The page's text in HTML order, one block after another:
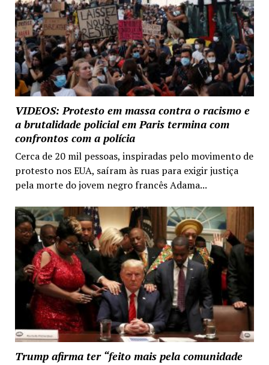
VIDEOS: Protesto em massa contra o racismo e
a brutalidade policial em Paris termina com
confrontos com a polícia
Cerca de 20 mil pessoas, inspiradas pelo movimento de
protesto nos EUA, saíram às ruas para exigir justiça
pela morte do jovem negro francês Adama...
Trump afirma ter “feito mais pela comunidade